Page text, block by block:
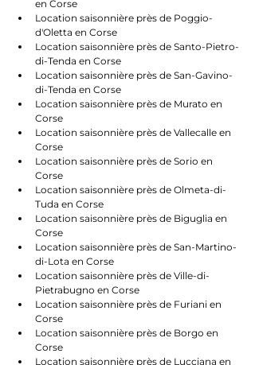
en Corse
Location saisonnière près de Poggio-
d'Oletta en Corse
Location saisonnière près de Santo-Pietro-
di-Tenda en Corse
Location saisonnière près de San-Gavino-
di-Tenda en Corse
Location saisonnière près de Murato en
Corse
Location saisonnière près de Vallecalle en
Corse
Location saisonnière près de Sorio en
Corse
Location saisonnière près de Olmeta-di-
Tuda en Corse
Location saisonnière près de Biguglia en
Corse
Location saisonnière près de San-Martino-
di-Lota en Corse
Location saisonnière près de Ville-di-
Pietrabugno en Corse
Location saisonnière près de Furiani en
Corse
Location saisonnière près de Borgo en
Corse
Location saisonnière près de Lucciana en